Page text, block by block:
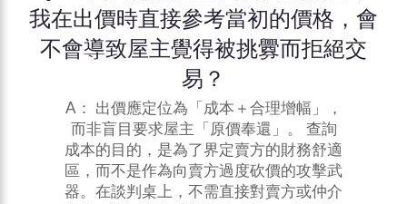
我在出價時直接參考當初的價格，會
不會導致屋主覺得被挑釁而拒絕交
易？
A： 出價應定位為「成本＋合理增幅」，
而非盲目要求屋主「原價奉還」。 查詢
成本的目的，是為了界定賣方的財務舒適
區，而不是作為向賣方過度砍價的攻擊武
器。在談判桌上，不需直接對賣方或仲介